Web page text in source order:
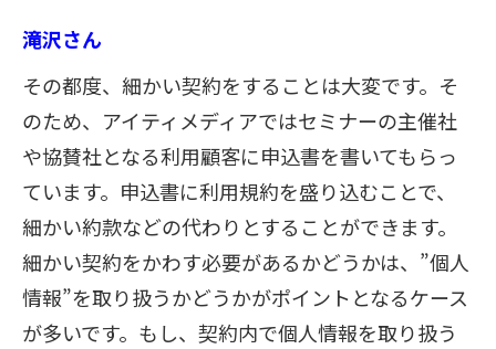
滝沢さん
その都度、細かい契約をすることは大変です。そ
のため、アイティメディアではセミナーの主催社
や協賛社となる利用顧客に申込書を書いてもらっ
ています。申込書に利用規約を盛り込むことで、
細かい約款などの代わりとすることができます。
細かい契約をかわす必要があるかどうかは、”個人
情報”を取り扱うかどうかがポイントとなるケース
が多いです。もし、契約内で個人情報を取り扱う